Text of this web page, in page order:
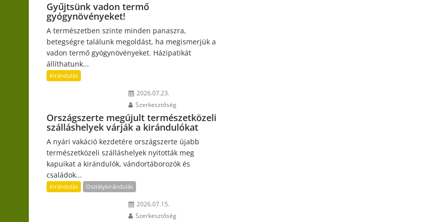
Gyűjtsünk vadon termő
gyógynövényeket!
A természetben szinte minden panaszra,
betegségre találunk megoldást, ha megismerjük a
vadon termő gyógynövényeket. Házipatikát
állíthatunk...
Kirándulás
2026.07.23.
Szerkesztőség
Országszerte megújult természetközeli
szálláshelyek várják a kirándulókat
A nyári vakáció kezdetére országszerte újabb
természetközeli szálláshelyek nyitották meg
kapuikat a kirándulók, vándortáborozók és
családok...
Kirándulás Osztálykirándulás
2026.07.15.
Szerkesztőség